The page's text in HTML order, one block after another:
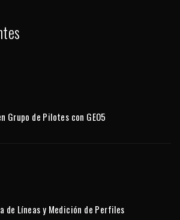
Grupo de Pilotes con GEO5
de Líneas y Medición de Perfiles